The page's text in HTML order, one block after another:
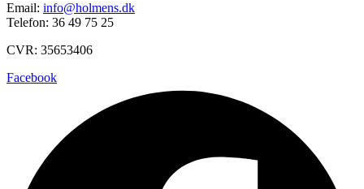
Email: info@holmens.dk
Telefon: 36 49 75 25
CVR: 35653406
Facebook